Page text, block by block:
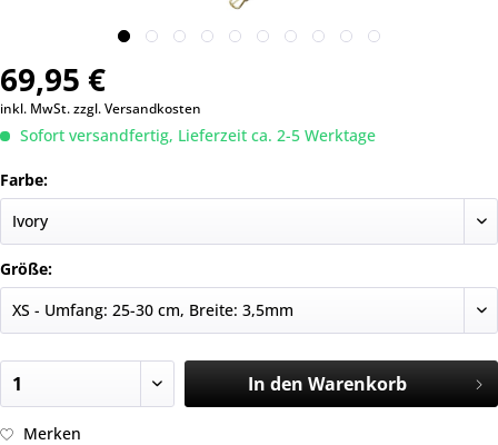
69,95 €
inkl. MwSt.zzgl. Versandkosten
Sofort versandfertig, Lieferzeit ca. 2-5 Werktage
Farbe:
Größe:
In den Warenkorb
Merken